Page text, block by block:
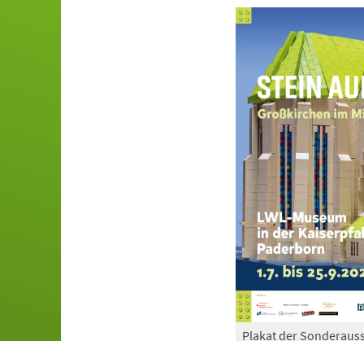
Plakat der